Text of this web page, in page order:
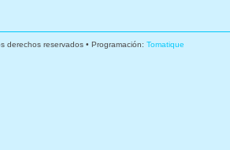
derechos reservados • Programación: Tomatique